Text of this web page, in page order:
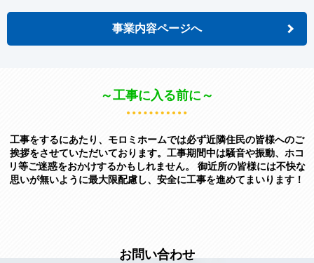
事業内容ページへ
～工事に入る前に～
工事をするにあたり、モロミホームでは必ず近隣住民の皆様へのご
挨拶をさせていただいております。 工事期間中は騒音や振動、ホコ
リ等ご迷惑をおかけするかもしれません。 御近所の皆様には不快な
思いが無いように最大限配慮し、安全に工事を進めてまいります！
お問い合わせ